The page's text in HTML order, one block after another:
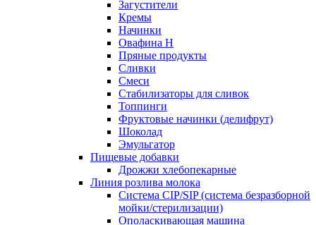
Загустители
Кремы
Начинки
Овафина Н
Пряные продукты
Сливки
Смеси
Стабилизаторы для сливок
Топпинги
Фруктовые начинки (делифрут)
Шоколад
Эмульгатор
Пищевые добавки
Дрожжи хлебопекарные
Линия розлива молока
Система CIP/SIP (система безразборной
мойки/стерилизации)
Ополаскивающая машина